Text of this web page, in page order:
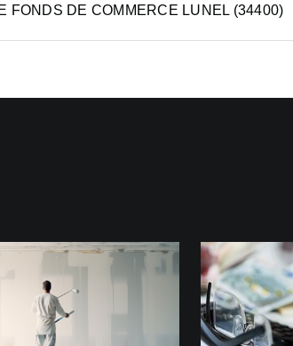
FONDS DE COMMERCE LUNEL (34400)